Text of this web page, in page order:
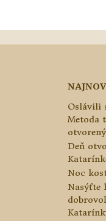
Oslávili
Metoda
Deň
Noc
Nasýťte